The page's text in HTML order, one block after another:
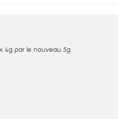
4g par le nouveau 5g